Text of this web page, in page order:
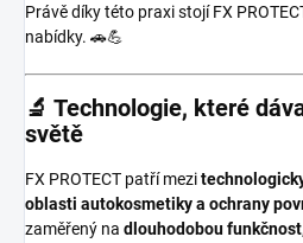
Právě díky této praxi stojí FX
nabídky. 🚗💪
🔬 Technologie, které
světě
FX PROTECT patří mezi
oblasti autokosmetiky a ochrany
zaměřený na dlouhodobou